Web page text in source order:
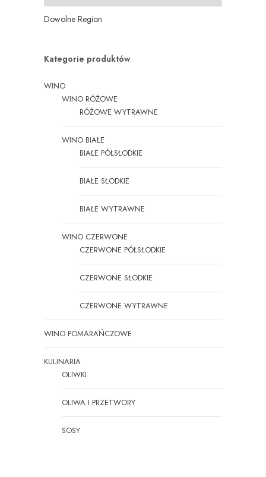
Dowolne Region
Kategorie produktów
WINO
WINO RÓŻOWE
RÓŻOWE WYTRAWNE
WINO BIAŁE
BIAŁE PÓŁSŁODKIE
BIAŁE SŁODKIE
BIAŁE WYTRAWNE
WINO CZERWONE
CZERWONE PÓŁSŁODKIE
CZERWONE SŁODKIE
CZERWONE WYTRAWNE
WINO POMARAŃCZOWE
KULINARIA
OLIWKI
OLIWA I PRZETWORY
SOSY